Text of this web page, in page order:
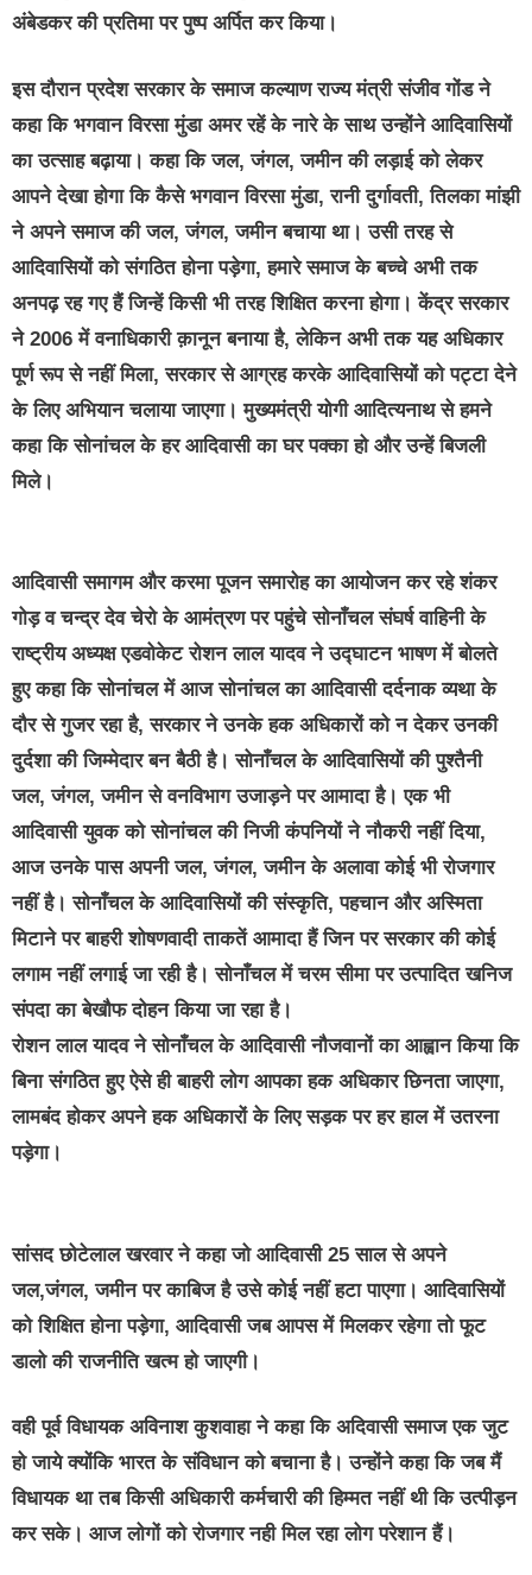
अंबेडकर की प्रतिमा पर पुष्प अर्पित कर किया।
इस दौरान प्रदेश सरकार के समाज कल्याण राज्य मंत्री संजीव गोंड ने
कहा कि भगवान विरसा मुंडा अमर रहें के नारे के साथ उन्होंने आदिवासियों
का उत्साह बढ़ाया। कहा कि जल, जंगल, जमीन की लड़ाई को लेकर
आपने देखा होगा कि कैसे भगवान विरसा मुंडा, रानी दुर्गावती, तिलका मांझी
ने अपने समाज की जल, जंगल, जमीन बचाया था। उसी तरह से
आदिवासियों को संगठित होना पड़ेगा, हमारे समाज के बच्चे अभी तक
अनपढ़ रह गए हैं जिन्हें किसी भी तरह शिक्षित करना होगा। केंद्र सरकार
ने 2006 में वनाधिकारी क़ानून बनाया है, लेकिन अभी तक यह अधिकार
पूर्ण रूप से नहीं मिला, सरकार से आग्रह करके आदिवासियों को पट्टा देने
के लिए अभियान चलाया जाएगा। मुख्यमंत्री योगी आदित्यनाथ से हमने
कहा कि सोनांचल के हर आदिवासी का घर पक्का हो और उन्हें बिजली
मिले।
आदिवासी समागम और करमा पूजन समारोह का आयोजन कर रहे शंकर
गोड़ व चन्द्र देव चेरो के आमंत्रण पर पहुंचे सोनाँचल संघर्ष वाहिनी के
राष्ट्रीय अध्यक्ष एडवोकेट रोशन लाल यादव ने उद्घाटन भाषण में बोलते
हुए कहा कि सोनांचल में आज सोनांचल का आदिवासी दर्दनाक व्यथा के
दौर से गुजर रहा है, सरकार ने उनके हक अधिकारों को न देकर उनकी
दुर्दशा की जिम्मेदार बन बैठी है। सोनाँचल के आदिवासियों की पुश्तैनी
जल, जंगल, जमीन से वनविभाग उजाड़ने पर आमादा है। एक भी
आदिवासी युवक को सोनांचल की निजी कंपनियों ने नौकरी नहीं दिया,
आज उनके पास अपनी जल, जंगल, जमीन के अलावा कोई भी रोजगार
नहीं है। सोनाँचल के आदिवासियों की संस्कृति, पहचान और अस्मिता
मिटाने पर बाहरी शोषणवादी ताकतें आमादा हैं जिन पर सरकार की कोई
लगाम नहीं लगाई जा रही है। सोनाँचल में चरम सीमा पर उत्पादित खनिज
संपदा का बेखौफ दोहन किया जा रहा है।
रोशन लाल यादव ने सोनाँचल के आदिवासी नौजवानों का आह्वान किया कि
बिना संगठित हुए ऐसे ही बाहरी लोग आपका हक अधिकार छिनता जाएगा,
लामबंद होकर अपने हक अधिकारों के लिए सड़क पर हर हाल में उतरना
पड़ेगा।
सांसद छोटेलाल खरवार ने कहा जो आदिवासी 25 साल से अपने
जल,जंगल, जमीन पर काबिज है उसे कोई नहीं हटा पाएगा। आदिवासियों
को शिक्षित होना पड़ेगा, आदिवासी जब आपस में मिलकर रहेगा तो फूट
डालो की राजनीति खत्म हो जाएगी।
वही पूर्व विधायक अविनाश कुशवाहा ने कहा कि अदिवासी समाज एक जुट
हो जाये क्योंकि भारत के संविधान को बचाना है। उन्होंने कहा कि जब मैं
विधायक था तब किसी अधिकारी कर्मचारी की हिम्मत नहीं थी कि उत्पीड़न
कर सके। आज लोगों को रोजगार नही मिल रहा लोग परेशान हैं।